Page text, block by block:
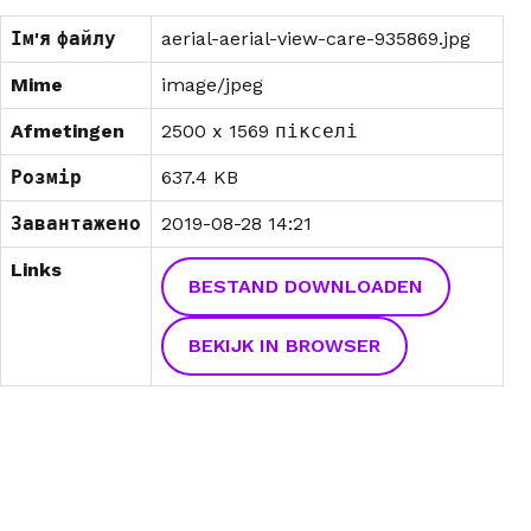
Ім'я файлу aerial-aerial-view-care-935869.jpg
Mime image/jpeg
Afmetingen 2500 x 1569 пікселі
Розмір 637.4 KB
Завантажено 2019-08-28 14:21
Links
BESTAND DOWNLOADEN
BEKIJK IN BROWSER